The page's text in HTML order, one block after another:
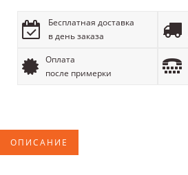
Бесплатная доставка
в день заказа
Оплата
после примерки
ОПИСАНИЕ